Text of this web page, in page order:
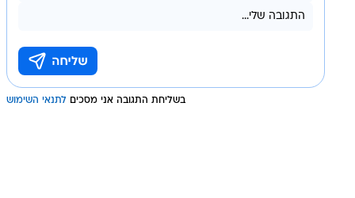
בשליחת התגובה אני מסכים לתנאי השימוש